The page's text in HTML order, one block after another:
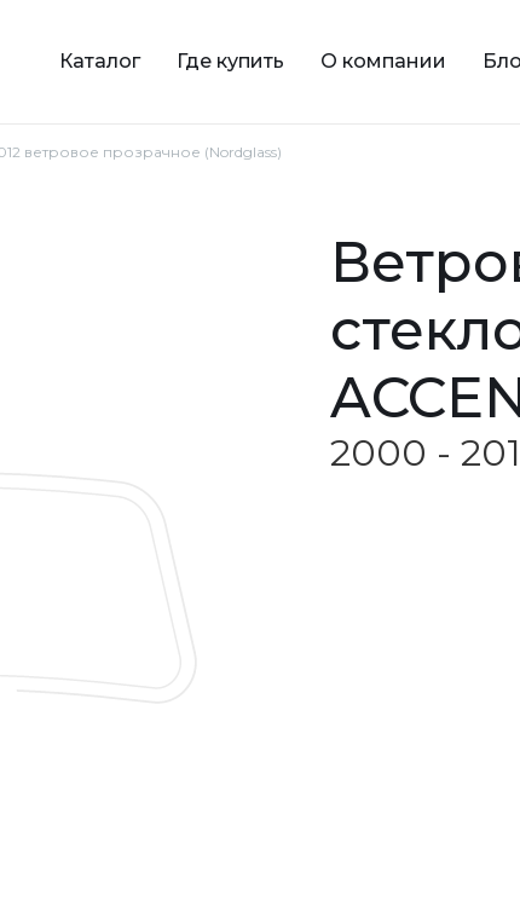
Каталог Где купить О компании
ветровое прозрачное (Nordglass)
ветровое прозрачное
2000 -